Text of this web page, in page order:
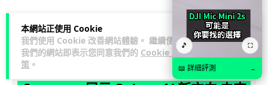
本網站正使用 Cookie
我們使用 Cookie 改善網站體驗。 繼續使用
我們的網站即表示您同意我們的 Cookie 政
策 。
人工智能
Vin 1 日
🎵 ⛶
📖 詳細評測 →